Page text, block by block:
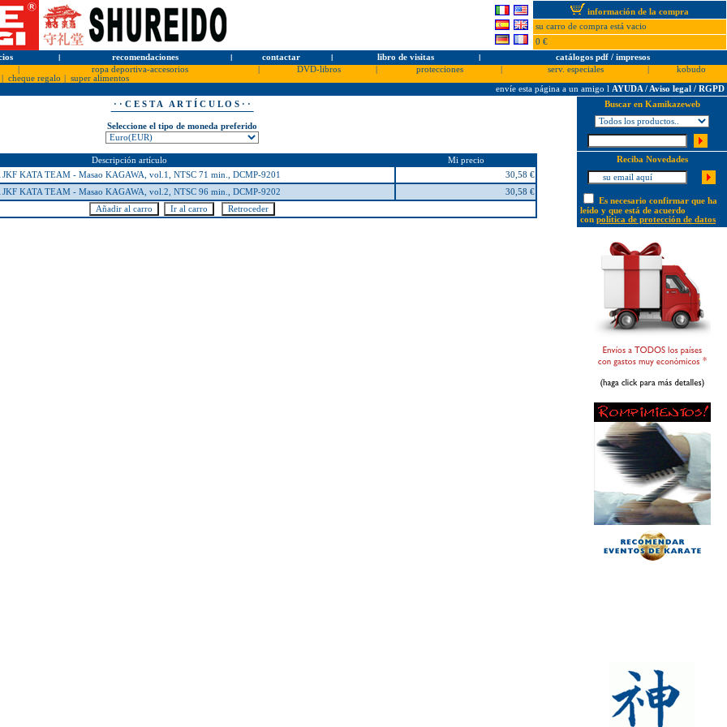
información de la compra
su carro de compra está vacio
0 €
l recomendaciones l contactar l libro de visitas l
catálogos pdf / impresos
ropa deportiva-accesorios DVD-libros protecciones serv. especiales
kobudo
cheque regalo
super alimentos
envíe esta página a un amigo l AYUDA / Aviso legal / RGPD
· · C E S T A A R T Í C U L O S · ·
Seleccione el tipo de moneda preferido
Descripción artículo
Mi precio
KATA TEAM - Masao KAGAWA, vol.1, NTSC 71 min., DCMP-9201
30,58 €
KATA TEAM - Masao KAGAWA, vol.2, NTSC 96 min., DCMP-9202
30,58 €
Buscar en Kamikazeweb
Reciba Novedades
Es necesario confirmar que ha
leído y que está de acuerdo
con política de protección de datos